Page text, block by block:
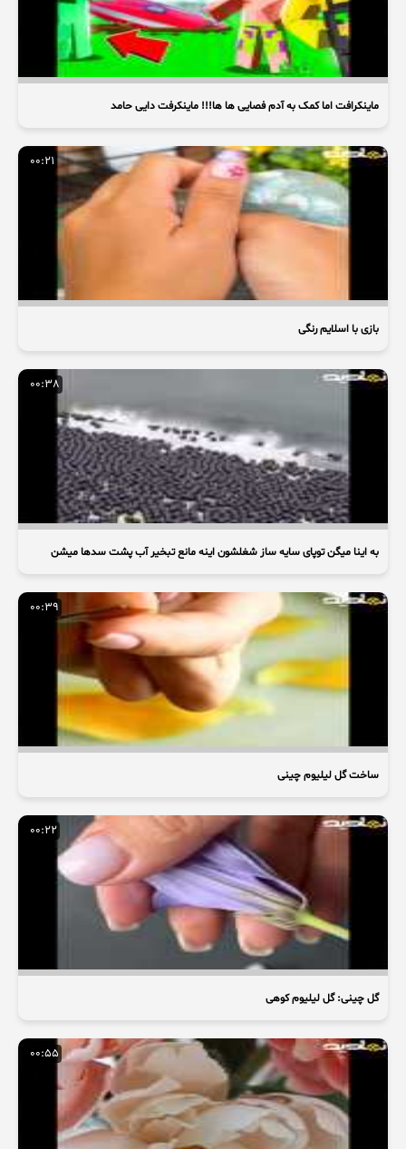
ماینکرافت اما کمک به آدم فصایی ها ها!!! ماینکرفت دایی حامد
00:21
بازی با اسلایم رنگی
00:38
به اینا میگن توپای سایه ساز شغلشون اینه مانع تبخیر آب پشت سدها میشن
00:39
ساخت گل لیلیوم چینی
00:22
گل چینی: گل لیلیوم کوهی
00:55